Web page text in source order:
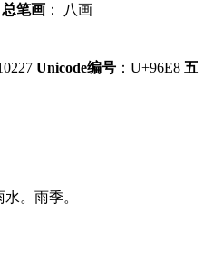
总笔画 ：
八画
Unicode编号 ：U+96E8 五
水。 雨季。